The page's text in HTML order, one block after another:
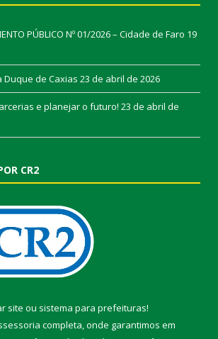
PÚBLICO Nº 01/2026 – Cidade de Faro 19
Duque de Caxias 23 de abril de 2026
e planejar o futuro! 23 de abril de
CR2
site ou sistema para prefeituras!
completa, onde garantimos em